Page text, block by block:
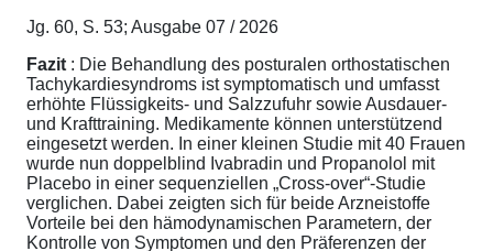
Jg. 60, S. 53; Ausgabe 07 / 2026
Fazit : Die Behandlung des posturalen orthostatischen
Tachykardiesyndroms ist symptomatisch und umfasst
erhöhte Flüssigkeits- und Salzzufuhr sowie Ausdauer-
und Krafttraining. Medikamente können unterstützend
eingesetzt werden. In einer kleinen Studie mit 40 Frauen
wurde nun doppelblind Ivabradin und Propanolol mit
Placebo in einer sequenziellen „Cross-over“-Studie
verglichen. Dabei zeigten sich für beide Arzneistoffe
Vorteile bei den hämodynamischen Parametern, der
Kontrolle von Symptomen und den Präferenzen der